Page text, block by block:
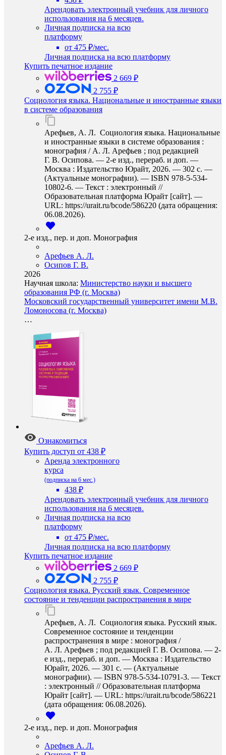
Арендовать электронный учебник для личного
использования на 6 месяцев.
Личная подписка на всю
платформу
от 475 ₽/мес.
Личная подписка на всю платформу
Купить печатное издание
2 669 ₽
2 755 ₽
Социология языка. Национальные и иностранные языки
в системе образования
Арефьев, А. Л. Социология языка. Национальные
и иностранные языки в системе образования :
монография / А. Л. Арефьев ; под редакцией
Г. В. Осипова. — 2-е изд., перераб. и доп. —
Москва : Издательство Юрайт, 2026. — 302 с. —
(Актуальные монографии). — ISBN 978-5-534-
10802-6. — Текст : электронный //
Образовательная платформа Юрайт [сайт]. —
URL: https://urait.ru/bcode/586220 (дата обращения:
06.08.2026).
2-е изд., пер. и доп. Монография
Арефьев А. Л.
Осипов Г. В.
2026
Научная школа: Министерство науки и высшего
образования РФ (г. Москва)
Московский государственный университет имени М.В.
Ломоносова (г. Москва)
…
Ознакомиться
Купить доступ от 438 ₽
Аренда электронного
курса
(подписка на 6 мес.)
438 ₽
Арендовать электронный учебник для личного
использования на 6 месяцев.
Личная подписка на всю
платформу
от 475 ₽/мес.
Личная подписка на всю платформу
Купить печатное издание
2 669 ₽
2 755 ₽
Социология языка. Русский язык. Современное
состояние и тенденции распространения в мире
Арефьев, А. Л. Социология языка. Русский язык.
Современное состояние и тенденции
распространения в мире : монография /
А. Л. Арефьев ; под редакцией Г. В. Осипова. — 2-
е изд., перераб. и доп. — Москва : Издательство
Юрайт, 2026. — 301 с. — (Актуальные
монографии). — ISBN 978-5-534-10791-3. — Текст
: электронный // Образовательная платформа
Юрайт [сайт]. — URL: https://urait.ru/bcode/586221
(дата обращения: 06.08.2026).
2-е изд., пер. и доп. Монография
Арефьев А. Л.